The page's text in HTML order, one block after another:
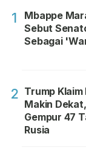
1
Mbappe
Sebut
Sebagai
2 Trump Klaim
Makin
Gempur 47
Rusia